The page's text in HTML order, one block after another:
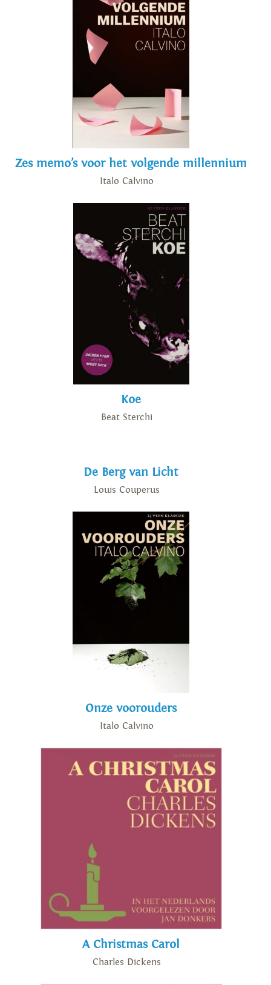
Zes memo’s voor het volgende millennium
Italo Calvino
Koe
Beat Sterchi
De Berg van Licht
Louis Couperus
Onze voorouders
Italo Calvino
A Christmas Carol
Charles Dickens